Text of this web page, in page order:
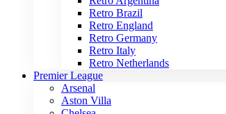
Retro Brazil
Retro England
Retro Germany
Retro Italy
Retro Netherlands
Premier League
Arsenal
Aston Villa